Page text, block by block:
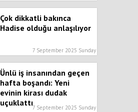
Çok dikkatli bakınca
Hadise olduğu anlaşılıyor
7 September 2025 Sunday
Ünlü iş insanından geçen
hafta boşandı: Yeni
evinin kirası dudak
uçuklattı7 September 2025 Sunday